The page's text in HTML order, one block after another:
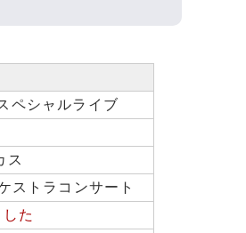
シャルライブ
ス
ストラコンサート
た